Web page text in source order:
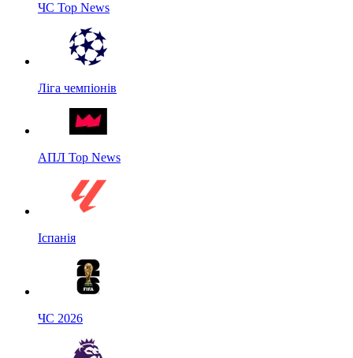
ЧС Top News
Ліга чемпіонів
АПЛ Top News
Іспанія
ЧС 2026